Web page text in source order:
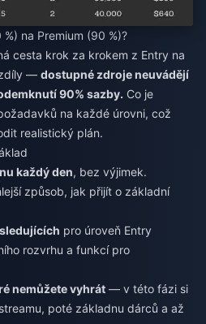
na Premium (90 %)?
cesta krok za krokem z Entry na
— dostupné zdroje neuvádějí
90% sazby. Co je
na každé úrovni, což
realistický plán.
každý den, bez výjimek.
způsob, jak přijít o základní
pro úroveň Entry
rozvrhu a funkcí pro
nemůžete vyhrát — v této fázi si
poté základnu dárců a až